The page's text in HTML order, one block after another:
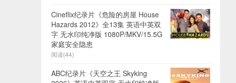
Cineflix纪录片《危险的房屋 House
Hazards 2012》全13集 英语中英双
字 无水印纯净版 1080P/MKV/15.5G
家庭安全隐患
阅读(44)
ABC纪录片《天空之王 Skyking